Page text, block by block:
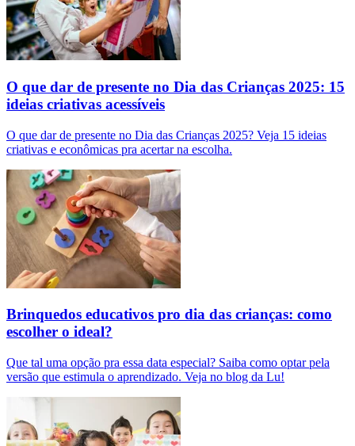
O que dar de presente no Dia das Crianças 2025: 15
ideias criativas acessíveis
O que dar de presente no Dia das Crianças 2025? Veja 15 ideias
criativas e econômicas pra acertar na escolha.
Brinquedos educativos pro dia das crianças: como
escolher o ideal?
Que tal uma opção pra essa data especial? Saiba como optar pela
versão que estimula o aprendizado. Veja no blog da Lu!